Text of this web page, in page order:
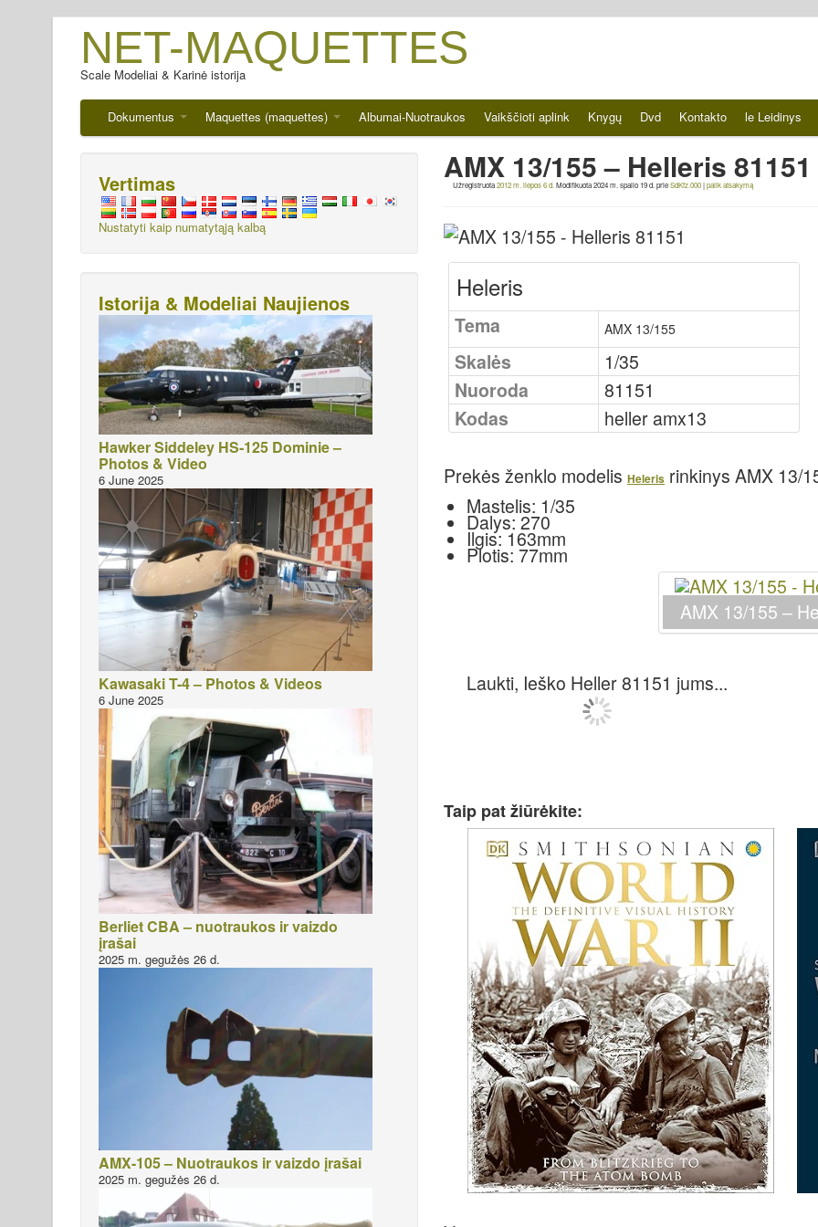
NET-MAQUETTES
Scale Modeliai & Karinė istorija
Dokumentus Maquettes (maquettes) Albumai-Nuotraukos Vaikščioti aplink Knygų Dvd Kontakto le Leidinys
AMX 13/155 – Helleris 81151
Užregistruota2012 m. liepos 6 d. Modifikuota2024 m. spalio 19 d. prieSdKfz.000|palik atsakymą
Heleris
Tema AMX 13/155
Skalės
1/35
Nuoroda
81151
Kodas
heller amx13
Prekės ženklo modelis Heleris rinkinys AMX 13/
Mastelis: 1/35
Dalys: 270
Ilgis: 163mm
Plotis: 77mm
AMX 13/155 –
Laukti, Ieško Heller 81151 jums...
Taip pat žiūrėkite:
Vertimas
Nustatyti kaip numatytąją kalbą
Istorija & Modeliai Naujienos
Hawker Siddeley HS-125 Dominie –
Photos & Video
6 June 2025
Kawasaki T-4 – Photos & Videos
6 June 2025
Berliet CBA – nuotraukos ir vaizdo
įrašai
2025 m. gegužės 26 d.
AMX-105 – Nuotraukos ir vaizdo įrašai
2025 m. gegužės 26 d.